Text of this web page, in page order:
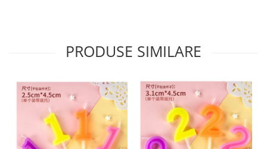
Aparate de tuns animale
Tarcuri animale
Semanatori
Masini batut stalpi si accesorii
Roabe & accesorii
PRODUSE SIMILARE